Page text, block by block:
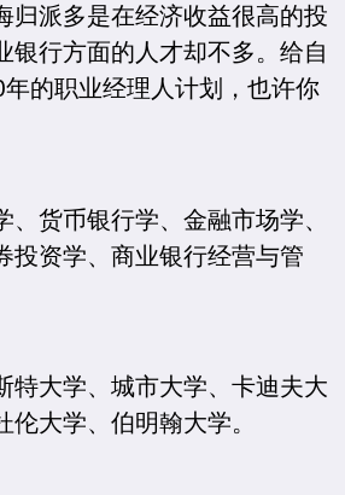
归派多是在经济收益很高的投
银行方面的人才却不多。给自
的职业经理人计划，也许你
货币银行学、金融市场学、
投资学、商业银行经营与管
特大学、城市大学、卡迪夫大
大学、伯明翰大学。